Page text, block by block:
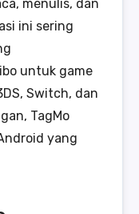
menulis, dan
ini sering
untuk game
Switch, dan
TagMo
yang